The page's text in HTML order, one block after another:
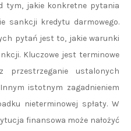
tym, jakie konkretne pytania
sankcji kredytu darmowego.
pytań jest to, jakie warunki
Kluczowe jest terminowe
przestrzeganie ustalonych
istotnym zagadnieniem
nieterminowej spłaty. W
finansowa może nałożyć